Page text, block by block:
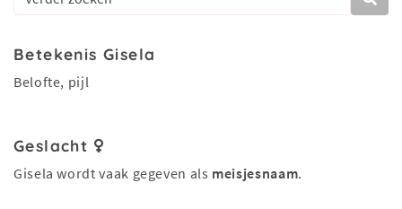
Betekenis Gisela
Belofte, pijl
Geslacht
Gisela wordt vaak gegeven als meisjesnaam.